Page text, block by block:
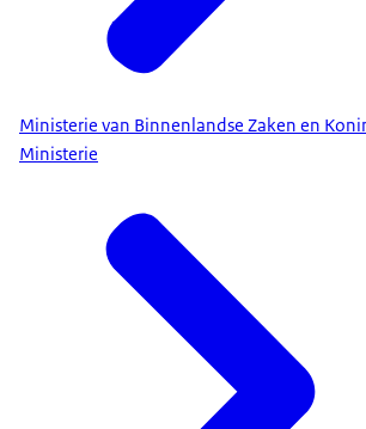
Ministerie van Binnenlandse Zaken en
Ministerie